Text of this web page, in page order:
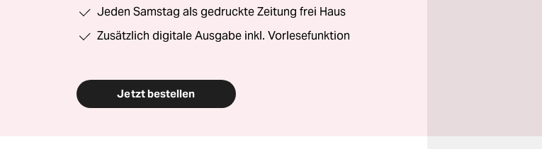
Jeden Samstag als gedruckte Zeitung frei Haus
Zusätzlich digitale Ausgabe inkl. Vorlesefunktion
Jetzt bestellen